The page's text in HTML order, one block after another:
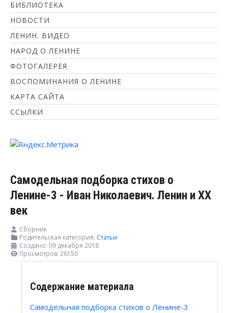
БИБЛИОТЕКА
НОВОСТИ
ЛЕНИН. ВИДЕО
НАРОД О ЛЕНИНЕ
ФОТОГАЛЕРЕЯ
ВОСПОМИНАНИЯ О ЛЕНИНЕ
КАРТА САЙТА
ССЫЛКИ
Самодельная подборка стихов о
Ленине-3 - Иван Николаевич. Ленин и XX
век
Сборник
Родительская категория: Статьи
Создано: 09 декабря 2018
Просмотров: 26150
Содержание материала
Самодельная подборка стихов о Ленине-3